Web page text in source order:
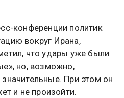
конференции политик
вокруг Ирана,
что удары уже были
но, возможно,
При этом он
и не произойти.